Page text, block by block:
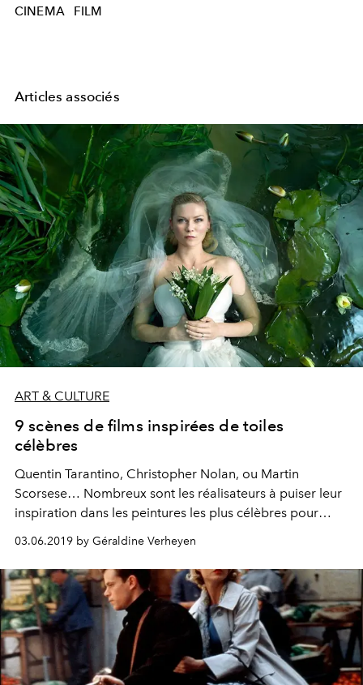
CINEMA FILM
Articles associés
ART & CULTURE
9 scènes de films inspirées de toiles
célèbres
Quentin Tarantino, Christopher Nolan, ou Martin
Scorsese… Nombreux sont les réalisateurs à puiser leur
inspiration dans les peintures les plus célèbres pour
tourner des scènes de films ou même incarner un
personnage. La preuve par 9.
03.06.2019 by Géraldine Verheyen